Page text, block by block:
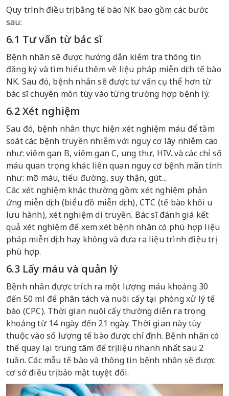
Quy trình điều trị bằng tế bào NK bao gồm các bước
sau:
6.1 Tư vấn từ bác sĩ
Bệnh nhân sẽ được hướng dẫn kiểm tra thông tin
đăng ký và tìm hiểu thêm về liệu pháp miễn dịch tế bào
NK. Sau đó, bệnh nhân sẽ được tư vấn cụ thể hơn từ
bác sĩ chuyên môn tùy vào từng trường hợp bệnh lý.
6.2 Xét nghiệm
Sau đó, bệnh nhân thực hiện xét nghiệm máu để tầm
soát các bệnh truyền nhiễm với nguy cơ lây nhiễm cao
như: viêm gan B, viêm gan C, ung thư, HIV..và các chỉ số
máu quan trọng khác liên quan nguy cơ bệnh mãn tính
như: mỡ máu, tiểu đường, suy thận, gút...
Các xét nghiệm khác thường gồm: xét nghiệm phản
ứng miễn dịch (biểu đồ miễn dịch), CTC (tế bào khối u
lưu hành), xét nghiệm di truyền. Bác sĩ đánh giá kết
quả xét nghiệm để xem xét bệnh nhân có phù hợp liệu
pháp miễn dịch hay không và đưa ra liệu trình điều trị
phù hợp.
6.3 Lấy máu và quản lý
Bệnh nhân được trích ra một lượng máu khoảng 30
đến 50 ml để phân tách và nuôi cấy tại phòng xử lý tế
bào (CPC). Thời gian nuôi cấy thường diễn ra trong
khoảng từ 14 ngày đến 21 ngày. Thời gian này tùy
thuộc vào số lượng tế bào được chỉ định. Bệnh nhân có
thể quay lại trung tâm để trị liệu nhanh nhất sau 2
tuần. Các mẫu tế bào và thông tin bệnh nhân sẽ được
cơ sở điều trị bảo mật tuyệt đối.